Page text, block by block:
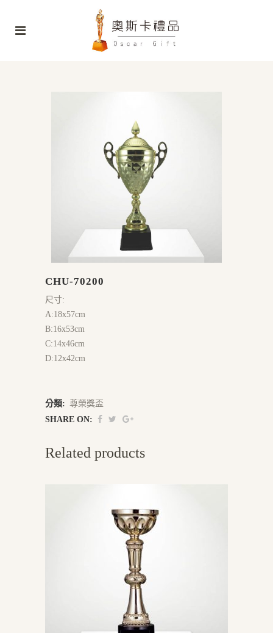
CHU-70200
尺寸:
A:18x57cm
B:16x53cm
C:14x46cm
D:12x42cm
分類: 尊榮獎盃
SHARE ON:
Related products